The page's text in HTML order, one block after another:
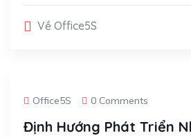
Về Office5S
Office5S 0 Comments
Định Hướng Phát Triển